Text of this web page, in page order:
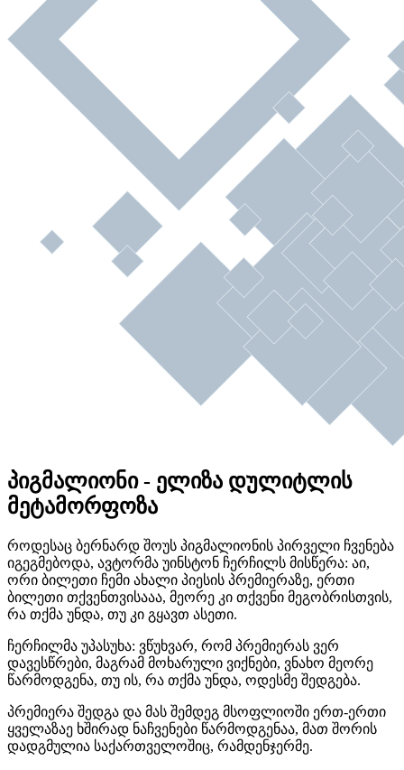
პიგმალიონი - ელიზა დულიტლის
მეტამორფოზა
როდესაც ბერნარდ შოუს პიგმალიონის პირველი ჩვენება
იგეგმებოდა, ავტორმა უინსტონ ჩერჩილს მისწერა: აი,
ორი ბილეთი ჩემი ახალი პიესის პრემიერაზე, ერთი
ბილეთი თქვენთვისააა, მეორე კი თქვენი მეგობრისთვის,
რა თქმა უნდა, თუ კი გყავთ ასეთი.
ჩერჩილმა უპასუხა: ვწუხვარ, რომ პრემიერას ვერ
დავესწრები, მაგრამ მოხარული ვიქნები, ვნახო მეორე
წარმოდგენა, თუ ის, რა თქმა უნდა, ოდესმე შედგება.
პრემიერა შედგა და მას შემდეგ მსოფლიოში ერთ-ერთი
ყველაზაე ხშირად ნაჩვენები წარმოდგენაა, მათ შორის
დადგმულია საქართველოშიც, რამდენჯერმე.